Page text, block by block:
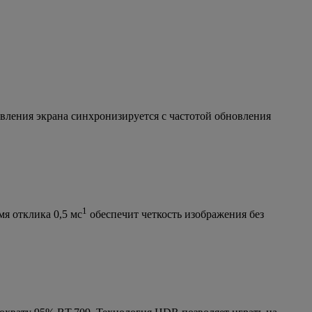
экрана синхронизируется с частотой обновления
отклика 0,5 мс1 обеспечит четкость изображения без